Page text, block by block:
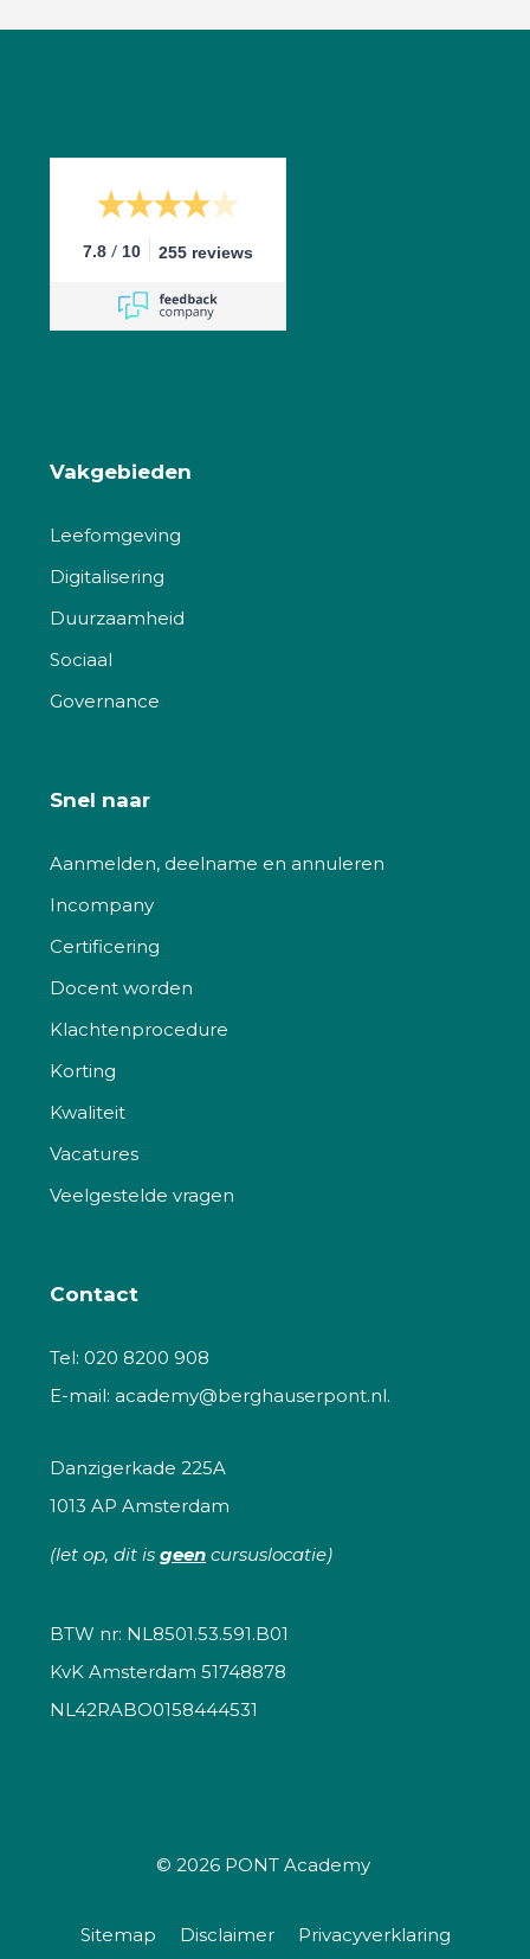
7.8 / 10 255 reviews
Vakgebieden
Leefomgeving
Digitalisering
Duurzaamheid
Sociaal
Governance
Snel naar
Aanmelden, deelname en annuleren
Incompany
Certificering
Docent worden
Klachtenprocedure
Korting
Kwaliteit
Vacatures
Veelgestelde vragen
Contact
Tel: 020 8200 908
E-mail: academy@berghauserpont.nl.
Danzigerkade 225A
1013 AP Amsterdam
(let op, dit is geen cursuslocatie)
BTW nr: NL8501.53.591.B01
KvK Amsterdam 51748878
NL42RABO0158444531
© 2026 PONT Academy
Sitemap Disclaimer Privacyverklaring